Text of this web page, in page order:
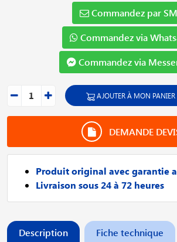
Commandez par
Commandez via
Commandez via
AJOUTER À MON PANIER
DEMANDE
Produit original avec garantie
Livraison sous 24 à 72 heures
Description Fiche technique